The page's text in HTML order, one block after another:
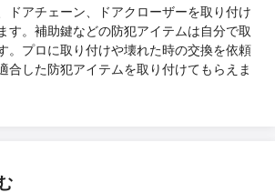
ドアチェーン、ドアクローザーを取り付け
す。補助鍵などの防犯アイテムは自分で取
。プロに取り付けや壊れた時の交換を依頼
した防犯アイテムを取り付けてもらえま